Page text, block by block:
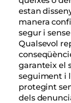
estan
manera
segur i
Qualsevol
garanteix el
seguiment i
protegint
dels